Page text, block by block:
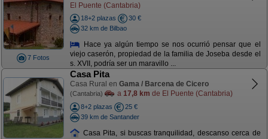
7 Fotos
El Puente (Cantabria)
18+2 plazas
30 €
32 km de Bilbao
Hace ya algún tiempo se nos ocurrió pensar que el
viejo caserón, propiedad de la familia de Joseba desde el
s. XVII, podría ser un maravillo ...
Casa Pita
Casa Rural en Gama / Barcena de Cicero
(Cantabria) a 17,8 km de El Puente (Cantabria)
8+2 plazas
25 €
39 km de Santander
Casa Pita, si buscas tranquilidad, descanso cerca de